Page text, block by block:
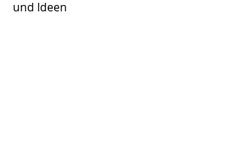
und Ideen